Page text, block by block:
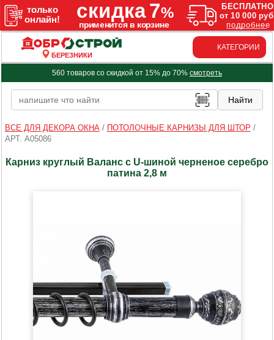
БЕРЕЗНИКИ
КАТЕГОРИИ
560 товаров со скидкой от 15% до 70% смотреть
ВСЕ ДЛЯ ДЕКОРА ОКНА/ ПОТОЛОЧНЫЕ КАРНИЗЫ ДЛЯ ШТОР /
АРТ. A05086
Карниз круглый Валанс с U-шиной черненое серебро
патина 2,8 м